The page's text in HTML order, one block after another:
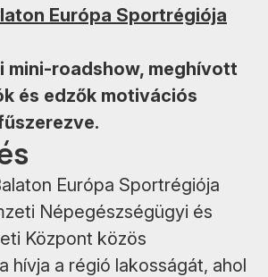
Európa Sportrégiója
mini-roadshow, meghívott
és edzők motivációs
Európa Sportrégiója
Népegészségügyi és
Központ közös
hívja a régió lakosságát, ahol